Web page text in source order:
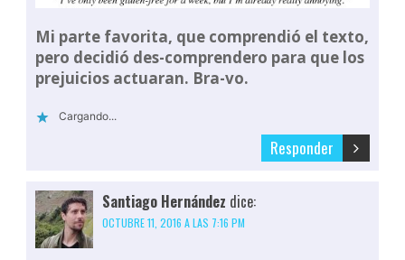
Mi parte favorita, que comprendió el texto,
pero decidió des-comprendero para que los
prejuicios actuaran. Bra-vo.
Cargando...
Responder
Santiago Hernández dice:
OCTUBRE 11, 2016 A LAS 7:16 PM